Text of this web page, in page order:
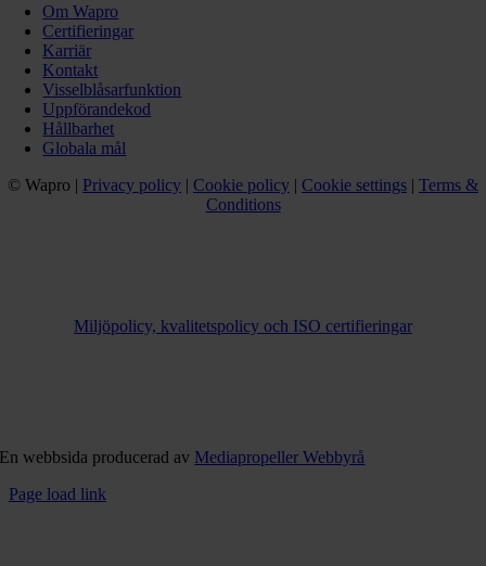
Om Wapro
Certifieringar
Karriär
Kontakt
Visselblåsarfunktion
Uppförandekod
Hållbarhet
Globala mål
© Wapro | Privacy policy | Cookie policy | Cookie settings | Terms &
Conditions
Miljöpolicy, kvalitetspolicy och ISO certifieringar
En webbsida producerad av Mediapropeller Webbyrå
Page load link